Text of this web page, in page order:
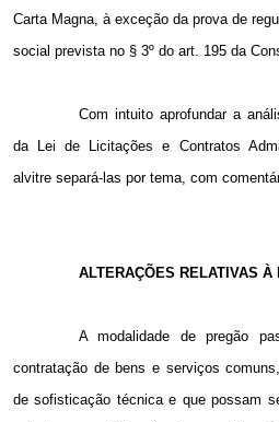
Carta Magna, à exceção da prova de
social prevista no § 3º do art. 195 da
Com intuito aprofundar a
da Lei de Licitações e Contratos
alvitre separá-las por tema, com
ALTERAÇÕES RELATIVAS
A modalidade de pregão
contratação de bens e serviços
de sofisticação técnica e que possam